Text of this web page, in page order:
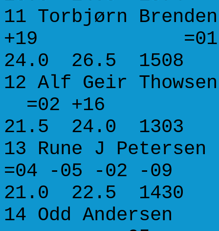
11 Torbjørn
+19
24.0 26.5 1508
12 Alf Geir
=02
21.5 24.0 1303
13 Rune J
=04 -05 -02 -
21.0 22.5 1430
14 Odd